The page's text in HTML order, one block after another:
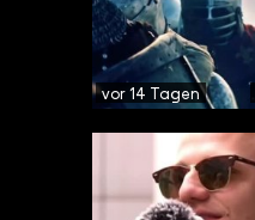
vor 14 Tagen